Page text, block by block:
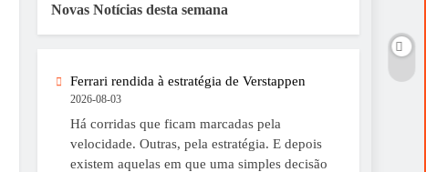
Novas Notícias desta semana
Ferrari rendida à estratégia de Verstappen
2026-08-03
Há corridas que ficam marcadas pela
velocidade. Outras, pela estratégia. E depois
existem aquelas em que uma simples decisão